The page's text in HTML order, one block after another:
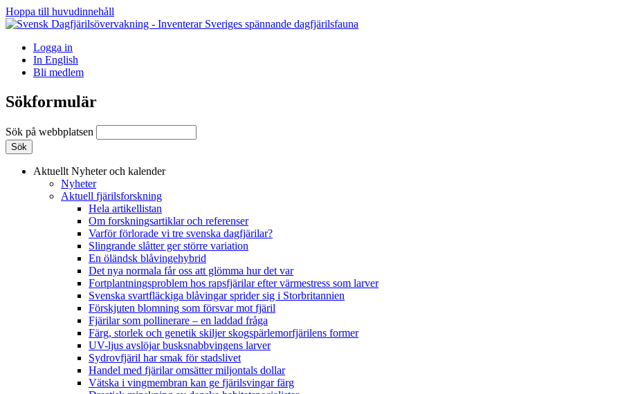
Hoppa till huvudinnehåll
Logga in
In English
Bli medlem
Sökformulär
Sök på webbplatsen
Aktuellt Nyheter och kalender
Nyheter
Aktuell fjärilsforskning
Hela artikellistan
Om forskningsartiklar och referenser
Varför förlorade vi tre svenska dagfjärilar?
Slingrande slåtter ger större variation
En öländsk blåvingehybrid
Det nya normala får oss att glömma hur det var
Fortplantningsproblem hos rapsfjärilar efter värmestress som larver
Svenska svartfläckiga blåvingar sprider sig i Storbritannien
Förskjuten blomning som försvar mot fjäril
Fjärilar som pollinerare – en laddad fråga
Färg, storlek och genetik skiljer skogspärlemorfjärilens former
UV-ljus avslöjar busksnabbvingens larver
Sydrovfjäril har smak för stadslivet
Handel med fjärilar omsätter miljontals dollar
Vätska i vingmembran kan ge fjärilsvingar färg